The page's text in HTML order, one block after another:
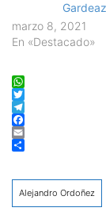
marzo 8, 2021
En «Destacado»
WhatsApp
Twitter
Telegram
Facebook
Email
Alejandro Ordoñez